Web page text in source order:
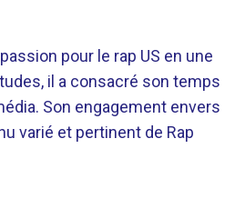
pour le rap US en une
il a consacré son temps
Son engagement envers
varié et pertinent de Rap